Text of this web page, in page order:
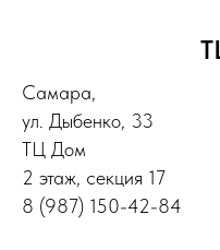
Самара,
ул. Дыбенко, 33
ТЦ Дом
2 этаж, секция 17
8 (987) 150-42-84